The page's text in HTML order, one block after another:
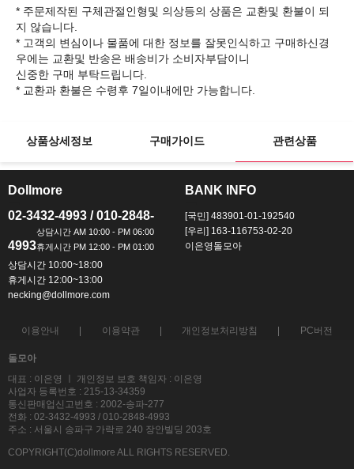
* 주문제작된 구체관절인형및 의상등의 상품은 교환및 환불이 되
지 않습니다.
* 고객의 변심이나 물품에 대한 정보를 잘못인식하고 구매하신경
우에는 교환및 반송은 배송비가 소비자부담이니
신중한 구매 부탁드립니다.
상품상세정보 구매가이드 관련상품
Dollmore
02-3432-4993 / 010-2848-
4993
상담시간 10:00~18:00
휴게시간 12:00~13:00
necking@dollmore.com
BANK INFO
[국민] 483901-01-192540
[우리] 163-116753-02-20
이은영돌모아
이용안내 이용약관 개인정보처리방침 PC버전
돌모아
대표 : 이은영 ㅣ 개인정보 보호 책임자 : 이은영
사업자 등록번호 : 215-13-34359
통신판매업신고번호 : 2002-송파-277
전화 : 02-3432-4993 / 010-2848-4993
주소 : 서울시 송파구 가락로 240 장안빌딩 203호
COPYRIGHT(C)dollmore ALL RIGHTS RESERVED.